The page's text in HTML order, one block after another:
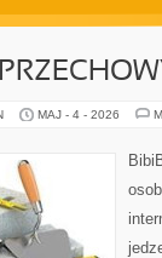
MAJ - 4 - 2026